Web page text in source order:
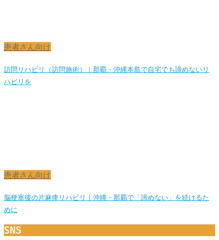
患者さん向け
訪問リハビリ（訪問施術）｜那覇・沖縄本島で自宅でも諦めないリ
ハビリを
患者さん向け
脳梗塞後の片麻痺リハビリ｜沖縄・那覇で「諦めない」を続けるた
めに
SNS